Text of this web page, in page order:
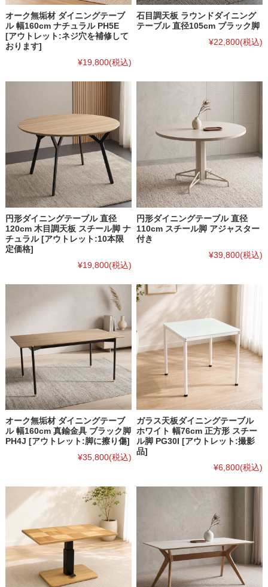
オーク無垢材 ダイニングテーブ
ル 幅160cm ナチュラル PH5E
[アウトレット:ネジ穴を補修して
おります]
¥19,800(税込)
石目調天板 ラウンドダイニング
テーブル 直径105cm ブラック脚
¥22,800(税込)
円形ダイニングテーブル 直径
120cm 木目調天板 スチール脚 ナ
チュラル [アウトレット:10本限
定価格]
¥19,800(税込)
円形ダイニングテーブル 直径
110cm スチール脚 アジャスター
付き
¥39,800(税込)
オーク無垢材 ダイニングテーブ
ル 幅160cm 真鍮金具 ブラック脚
PH4J [アウトレット:脚に擦り傷]
¥35,800(税込)
ガラス天板ダイニングテーブル
ホワイト 幅76cm 正方形 スチー
ル脚 PG30I [アウトレット:撮影
品]
¥6,800(税込)